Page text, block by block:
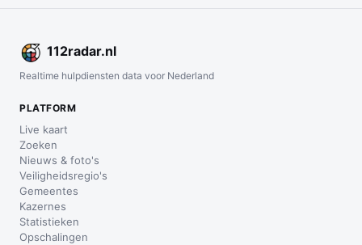
112radar.nl
Realtime hulpdiensten data voor Nederland
PLATFORM
Live kaart
Zoeken
Nieuws & foto's
Veiligheidsregio's
Gemeentes
Kazernes
Statistieken
Opschalingen